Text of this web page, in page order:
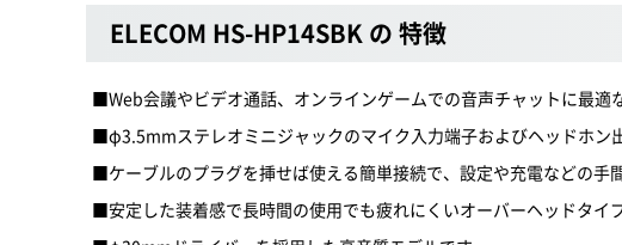
ELECOM HS-HP14SBK の 特徴
■Web会議やビデオ通話、オンラインゲームでの音声チャットに最適
■φ3.5mmステレオミニジャックのマイク入力端子およびヘッドホン
■ケーブルのプラグを挿せば使える簡単接続で、設定や充電などの手
■安定した装着感で長時間の使用でも疲れにくいオーバーヘッドタイプ